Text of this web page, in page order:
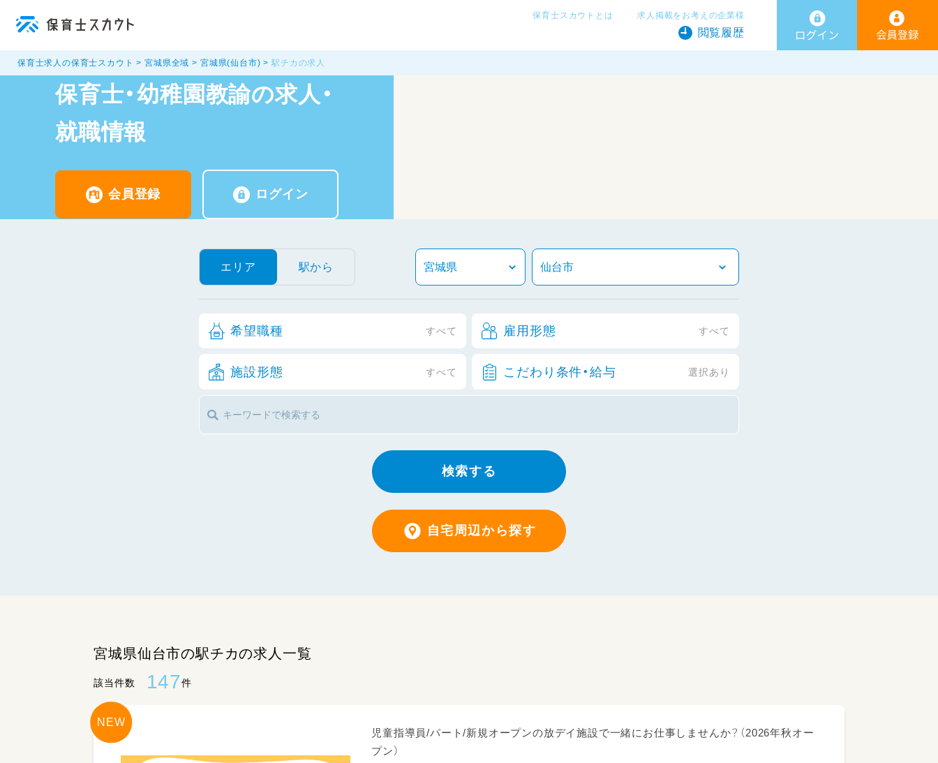
保育士スカウトとは 求人掲載をお考えの企業様
閲覧履歴
保育士求人の保育士スカウト 宮城県全域 宮城県(仙台市) 駅チカの求人
保育士・幼稚園教諭の求人・
就職情報
会員登録 ログイン
エリア 駅から
希望職種 すべて 雇用形態 すべて
施設形態 すべて こだわり条件・給与 選択あり
検索する
自宅周辺から探す
宮城県仙台市の駅チカの求人一覧
該当件数 147件
児童指導員/パート/新規オープンの放デイ施設で一緒にお仕事しませんか？（2026年秋オー
プン）